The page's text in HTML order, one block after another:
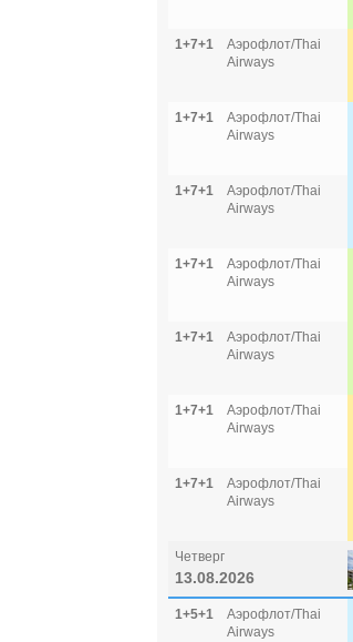
1+7+1
Аэрофлот/Thai
Airways
1+7+1
Аэрофлот/Thai
Airways
1+7+1
Аэрофлот/Thai
Airways
1+7+1
Аэрофлот/Thai
Airways
1+7+1
Аэрофлот/Thai
Airways
1+7+1
Аэрофлот/Thai
Airways
1+7+1
Аэрофлот/Thai
Airways
Четверг
13.08.2026
1+5+1
Аэрофлот/Thai
Airways